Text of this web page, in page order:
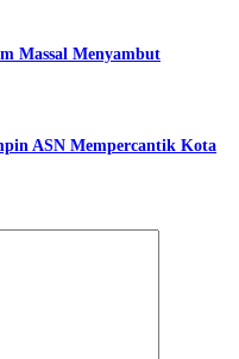
Massal Menyambut
ASN Mempercantik Kota